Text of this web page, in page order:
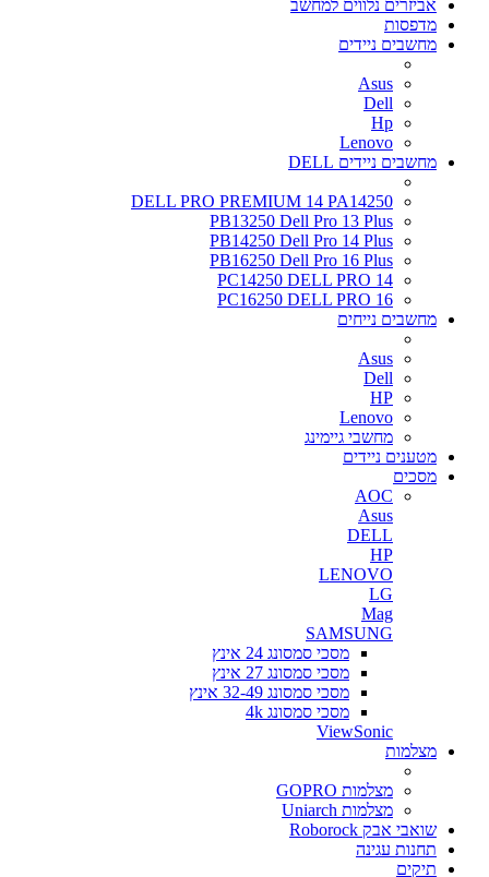
אביזרים נלווים למחשב
מדפסות
מחשבים ניידים
Asus
Dell
Hp
Lenovo
מחשבים ניידים DELL
DELL PRO PREMIUM 14 PA14250
PB13250 Dell Pro 13 Plus
PB14250 Dell Pro 14 Plus
PB16250 Dell Pro 16 Plus
PC14250 DELL PRO 14
PC16250 DELL PRO 16
מחשבים נייחים
Asus
Dell
HP
Lenovo
מחשבי גיימינג
מטענים ניידים
מסכים
AOC
Asus
DELL
HP
LENOVO
LG
Mag
SAMSUNG
מסכי סמסונג 24 אינץ
מסכי סמסונג 27 אינץ
מסכי סמסונג 32-49 אינץ
מסכי סמסונג 4k
ViewSonic
מצלמות
מצלמות GOPRO
מצלמות Uniarch
שואבי אבק Roborock
תחנות עגינה
תיקים